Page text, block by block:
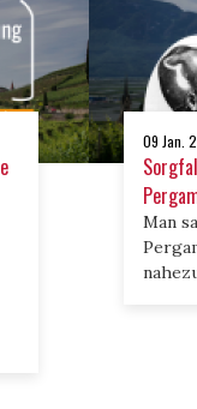
09 Jan.
Man